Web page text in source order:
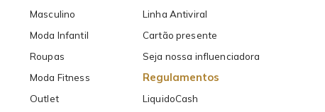
Masculino
Moda Infantil
Roupas
Moda Fitness
Outlet
Linha Antiviral
Cartão presente
Seja nossa influenciadora
Regulamentos
LiquidoCash